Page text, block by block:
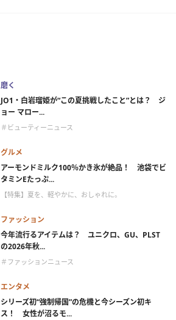
磨く
JO1・白岩瑠姫が“この夏挑戦したこと”とは？ ジ
ョー マロー...
＃ビューティーニュース
グルメ
アーモンドミルク100％かき氷が絶品！ 池袋でビ
タミンEたっぷ...
【特集】夏を、軽やかに、おしゃれに。
ファッション
今年流行るアイテムは？ ユニクロ、GU、PLST
の2026年秋...
＃ファッションニュース
エンタメ
シリーズ初“強制帰国”の危機と今シーズン初キ
ス！ 女性が沼るモ...